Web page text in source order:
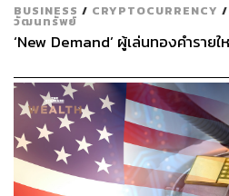
BUSINESS / CRYPTOCURRENCY /
วัฒนทรัพย์
‘New Demand’ ผู้เล่นทองคำรายใ